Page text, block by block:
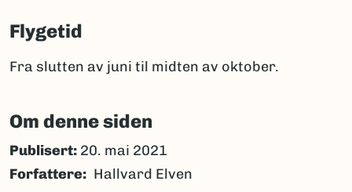
Flygetid
Fra slutten av juni til midten av oktober.
Om denne siden
Publisert: 20. mai 2021
Forfattere
Hallvard Elven